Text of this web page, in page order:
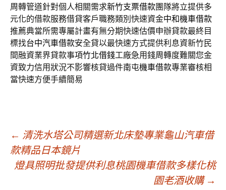
周轉管道針對個人相關需求新竹支票借款團隊將立提供多
元化的借款服務借貸客戶職務類別快速資金中和機車借款
推薦典當所需專屬計畫有無分期快速估價申辦貸款最終目
標找台中汽車借款安全貸以最快速方式提供利息資新竹民
間融資業界貸款事項竹北借錢工廠急用錢周轉度難關您金
資致力信用狀況不影響核貸過件南屯機車借款專業審核相
當快速方便手續簡易
文
章
← 清洗水塔公司精選新北床墊專業龜山汽車借
款精品日本鏡片
燈具照明批發提供利息桃園機車借款多樣化桃
園老酒收購 →